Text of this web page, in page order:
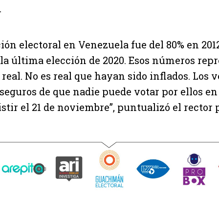
electoral en Venezuela fue del 80% en
última elección de 2020. Esos números
No es real que hayan sido inflados. Los
de que nadie puede votar por ellos en
el 21 de noviembre”, puntualizó el rector